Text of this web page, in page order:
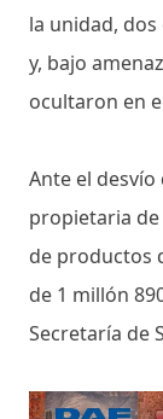
la unidad,
y, bajo
ocultaron en
Ante el
propietaria de
de productos
de 1 millón
Secretaría de